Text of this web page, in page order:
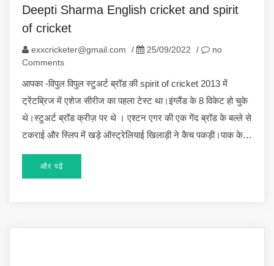
Deepti Sharma English cricket and spirit
of cricket
exxcricketer@gmail.com / 25/09/2022 /
no
Comments
आपका -विपुल विपुल स्टुअर्ट ब्रॉड की spirit of cricket 2013 में
ट्रेंटब्रिज में एशेज सीरीज का पहला टेस्ट था।इंग्लैंड के 8 विकेट हो चुके
थे।स्टुअर्ट ब्रॉड क्रीज़ पर थे । एश्टन एगर की एक गेंद ब्रॉड के बल्ले से
टकराई और स्लिप में खड़े ऑस्ट्रेलियाई खिलाड़ी ने कैच पकड़ी।पाक के…
और पढ़ें